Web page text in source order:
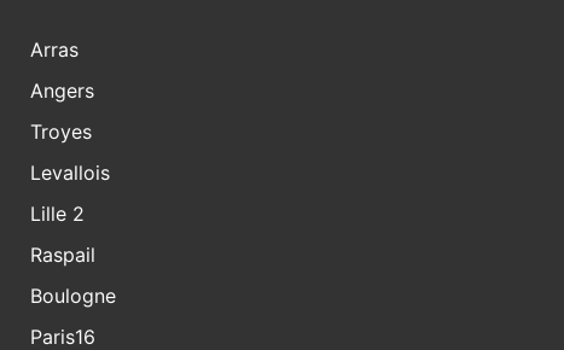
Arras
Angers
Troyes
Levallois
Lille 2
Raspail
Boulogne
Paris16